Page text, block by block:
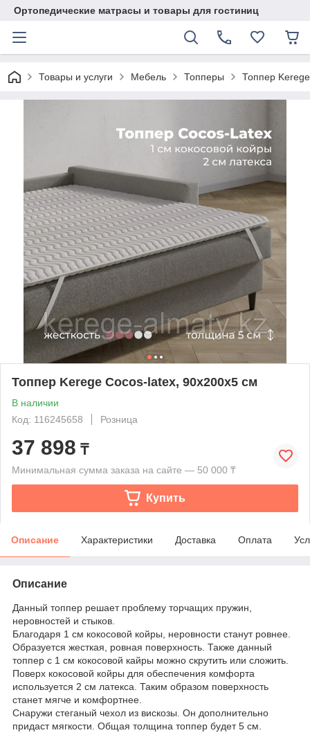
Ортопедические матрасы и товары для гостиниц
Товары и услуги Мебель Топперы Топпер
Топпер Kerege Cocos-latex, 90x200x5 см
В наличии
Код: 116245658
Розница
37 898 ₸
Минимальная сумма заказа на сайте — 50 000 ₸
Купить
Описание Характеристики Доставка Оплата
Описание
Данный топпер решает проблему торчащих пружин,
неровностей и стыков.
Благодаря 1 см кокосовой койры, неровности станут ровнее.
Образуется жесткая, ровная поверхность. Также данный
топпер с 1 см кокосовой кайры можно скрутить или сложить.
Поверх кокосовой койры для обеспечения комфорта
используется 2 см латекса. Таким образом поверхность
станет мягче и комфортнее.
Снаружи стеганый чехол из вискозы. Он дополнительно
придаст мягкости. Общая толщина топпер будет 5 см.